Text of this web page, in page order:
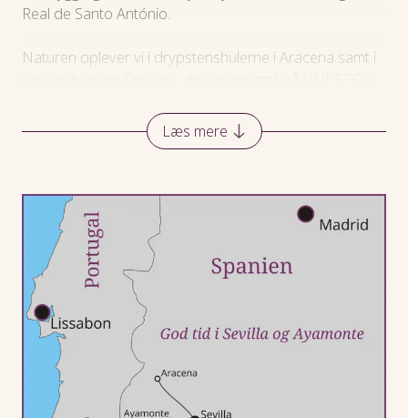
Real de Santo António.
Naturen oplever vi i drypstenshulerne i Aracena samt i
særprægede, lille pilgrimsby El Rocío, hvor gaderne er
af sand, og hestevogne stadig er en del af gadebilledet.
programmet, så vi har god tid til at nyde de mange
indtryk, der venter os i det skønne hjørne af Europa.
Derudover er der tid på egen hånd til at gå på
opdagelse i de charmerende byer og nyde dem i eget
tempo.
Læs mere